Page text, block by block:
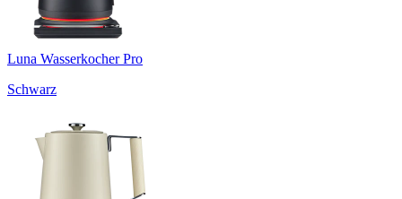
Luna Wasserkocher Pro
Schwarz